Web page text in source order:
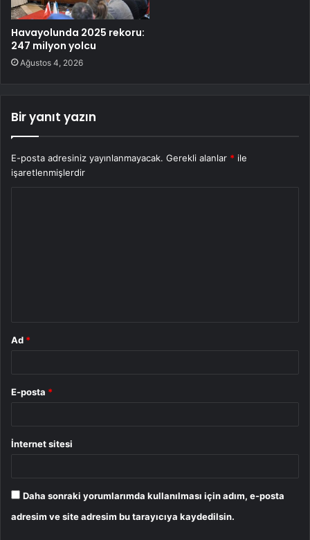
Havayolunda 2025 rekoru:
247 milyon yolcu
Ağustos 4, 2026
Bir yanıt yazın
E-posta adresiniz yayınlanmayacak. Gerekli alanlar * ile
işaretlenmişlerdir
Ad *
E-posta *
İnternet sitesi
Daha sonraki yorumlarımda kullanılması için adım, e-posta
adresim ve site adresim bu tarayıcıya kaydedilsin.